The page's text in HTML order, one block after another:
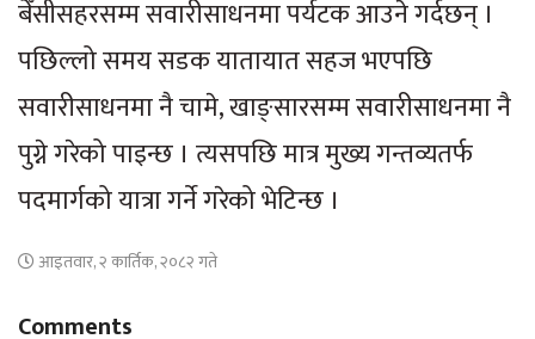
बेँसीसहरसम्म सवारीसाधनमा पर्यटक आउने गर्दछन् ।
पछिल्लो समय सडक यातायात सहज भएपछि
सवारीसाधनमा नै चामे, खाङ्सारसम्म सवारीसाधनमा नै
पुग्ने गरेको पाइन्छ । त्यसपछि मात्र मुख्य गन्तव्यतर्फ
पदमार्गको यात्रा गर्ने गरेको भेटिन्छ ।
आइतवार, २ कार्तिक, २०८२ गते
Comments